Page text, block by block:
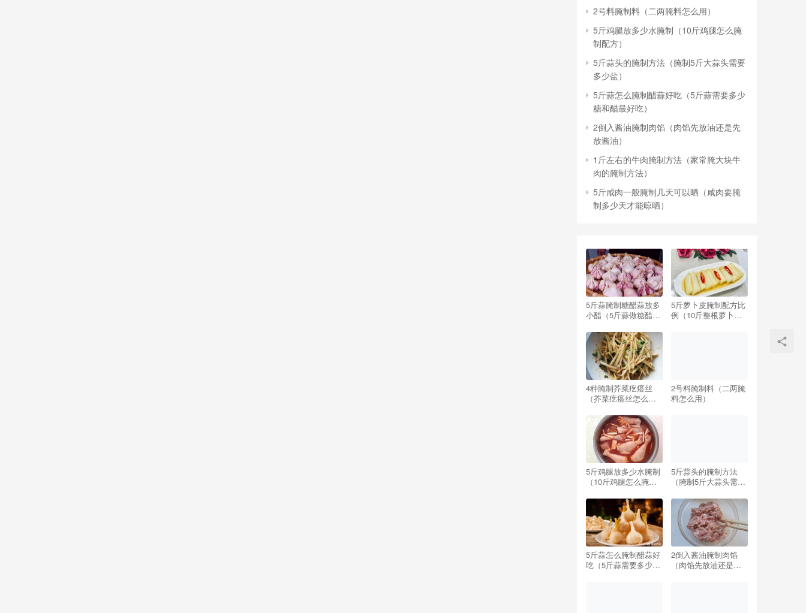
2号料腌制料（二两腌料怎么用）
5斤鸡腿放多少水腌制（10斤鸡腿怎么腌
制配方）
5斤蒜头的腌制方法（腌制5斤大蒜头需要
多少盐）
5斤蒜怎么腌制醋蒜好吃（5斤蒜需要多少
糖和醋最好吃）
2倒入酱油腌制肉馅（肉馅先放油还是先
放酱油）
1斤左右的牛肉腌制方法（家常腌大块牛
肉的腌制方法）
5斤咸肉一般腌制几天可以晒（咸肉要腌
制多少天才能晾晒）
5斤蒜腌制糖醋蒜放多
小醋（5斤蒜做糖醋蒜,
5斤萝卜皮腌制配方比
例（10斤整根萝卜腌
4种腌制芥菜疙瘩丝
（芥菜疙瘩丝怎么腌
2号料腌制料（二两腌
料怎么用）
5斤鸡腿放多少水腌制
（10斤鸡腿怎么腌制
5斤蒜头的腌制方法
（腌制5斤大蒜头需要
5斤蒜怎么腌制醋蒜好
吃（5斤蒜需要多少糖
2倒入酱油腌制肉馅
（肉馅先放油还是先